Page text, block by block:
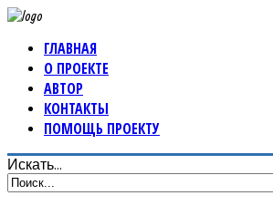
ГЛАВНАЯ
О ПРОЕКТЕ
АВТОР
КОНТАКТЫ
ПОМОЩЬ ПРОЕКТУ
Искать...